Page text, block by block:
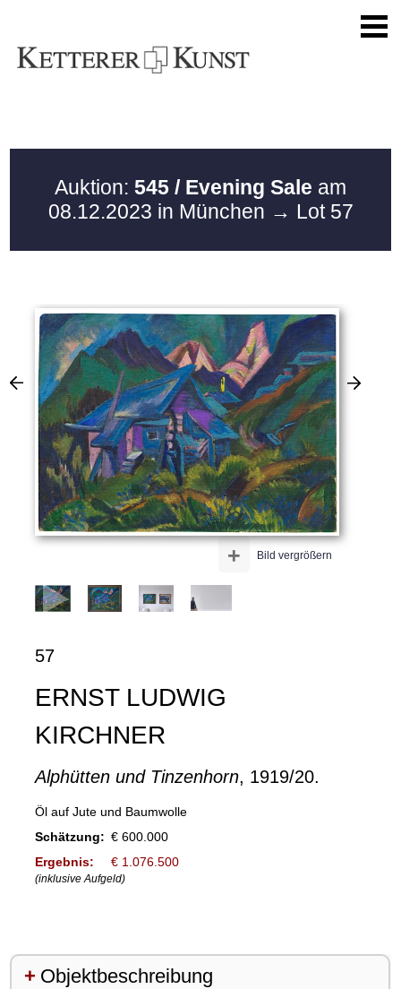
Auktion: 545 / Evening Sale am
08.12.2023 in München → Lot 57
Bild vergrößern
+
57
ERNST LUDWIG
KIRCHNER
Alphütten und Tinzenhorn, 1919/20.
Öl auf Jute und Baumwolle
Schätzung: € 600.000
Ergebnis:
€ 1.076.500
(inklusive Aufgeld)
Objektbeschreibung